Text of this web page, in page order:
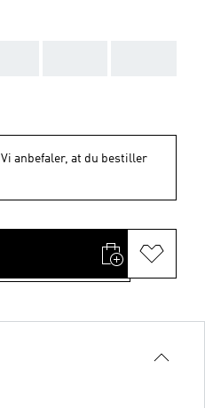
Vi anbefaler, at du bestiller